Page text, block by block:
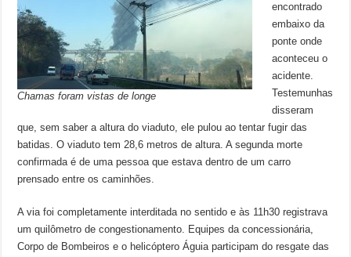
Chamas foram vistas de longe
encontrado
embaixo da
ponte onde
aconteceu o
acidente.
Testemunhas
disseram
que, sem saber a altura do viaduto, ele pulou ao tentar fugir das
batidas. O viaduto tem 28,6 metros de altura. A segunda morte
confirmada é de uma pessoa que estava dentro de um carro
prensado entre os caminhões.
A via foi completamente interditada no sentido e às 11h30 registrava
um quilômetro de congestionamento. Equipes da concessionária,
Corpo de Bombeiros e o helicóptero Águia participam do resgate das